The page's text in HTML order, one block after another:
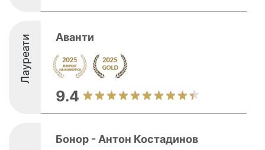
Лауреати Аванти
9.4
Бонор - Антон Костадинов